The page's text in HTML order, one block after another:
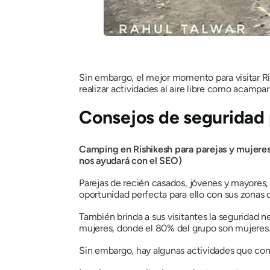
Sin embargo, el mejor momento para visitar
realizar actividades al aire libre como
Consejos de
Camping en Rishikesh para parejas y
nos ayudará con el SEO)
Parejas de recién casados, jóvenes y
oportunidad perfecta para ello con sus zonas
También brinda a sus visitantes la seguridad
mujeres, donde el 80% del grupo son mujeres.
Sin embargo, hay algunas actividades que